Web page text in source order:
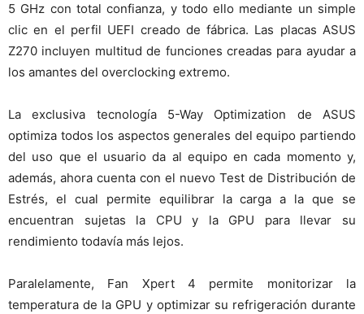
5 GHz con total confianza, y todo ello mediante un simple
clic en el perfil UEFI creado de fábrica. Las placas ASUS
Z270 incluyen multitud de funciones creadas para ayudar a
los amantes del overclocking extremo.
La exclusiva tecnología 5-Way Optimization de ASUS
optimiza todos los aspectos generales del equipo partiendo
del uso que el usuario da al equipo en cada momento y,
además, ahora cuenta con el nuevo Test de Distribución de
Estrés, el cual permite equilibrar la carga a la que se
encuentran sujetas la CPU y la GPU para llevar su
rendimiento todavía más lejos.
Paralelamente, Fan Xpert 4 permite monitorizar la
temperatura de la GPU y optimizar su refrigeración durante